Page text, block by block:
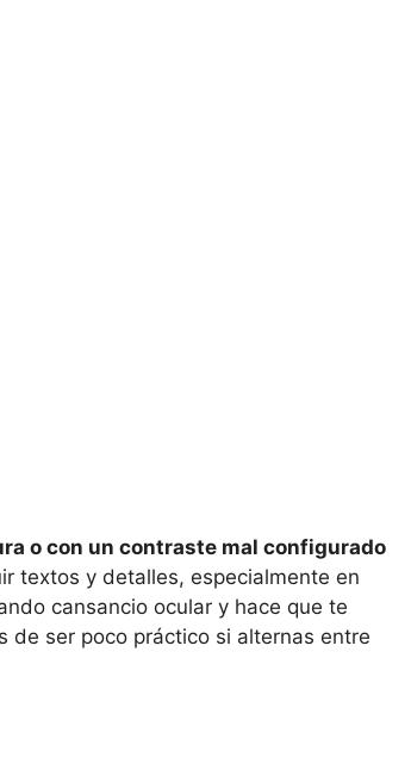
o con un contraste mal configurado
textos y detalles, especialmente en
cansancio ocular y hace que te
de ser poco práctico si alternas entre